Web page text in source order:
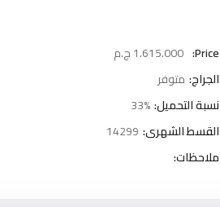
Price:
الجراج: متوفر
نسبة التحميل:33%
القسط الشهرى: 14299
ملاحظات: